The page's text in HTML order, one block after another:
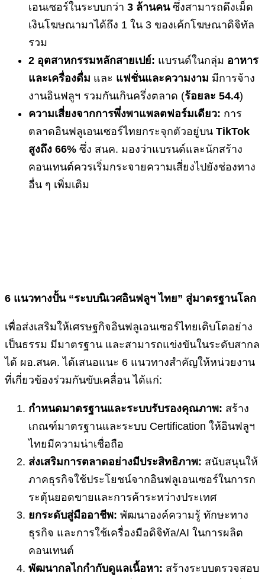
เอนเซอร์ในระบบกว่า 3 ล้านคนซึ่งสามารถดึงเม็ด
เงินโฆษณามาได้ถึง 1 ใน 3 ของเค้กโฆษณาดิจิทัล
รวม
2 อุตสาหกรรมหลักสายเปย์: แบรนด์ในกลุ่ม อาหาร
และเครื่องดื่ม และ แฟชั่นและความงาม มีการจ้าง
งานอินฟลูฯ รวมกันเกินครึ่งตลาด (ร้อยละ 54.4)
ความเสี่ยงจากการพึ่งพาแพลตฟอร์มเดียว: การ
ตลาดอินฟลูเอนเซอร์ไทยกระจุกตัวอยู่บน TikTok
สูงถึง 66% ซึ่ง สนค. มองว่าแบรนด์และนักสร้าง
คอนเทนต์ควรเริ่มกระจายความเสี่ยงไปยังช่องทาง
อื่น ๆ เพิ่มเติม
6 แนวทางปั้น “ระบบนิเวศอินฟลูฯ ไทย” สู่มาตรฐานโลก
เพื่อส่งเสริมให้เศรษฐกิจอินฟลูเอนเซอร์ไทยเติบโตอย่าง
เป็นธรรม มีมาตรฐาน และสามารถแข่งขันในระดับสากล
ได้ ผอ.สนค. ได้เสนอแนะ 6 แนวทางสำคัญให้หน่วยงาน
ที่เกี่ยวข้องร่วมกันขับเคลื่อน ได้แก่:
กำหนดมาตรฐานและระบบรับรองคุณภาพ: สร้าง
เกณฑ์มาตรฐานและระบบ Certification ให้อินฟลูฯ
ไทยมีความน่าเชื่อถือ
ส่งเสริมการตลาดอย่างมีประสิทธิภาพ: สนับสนุนให้
ภาคธุรกิจใช้ประโยชน์จากอินฟลูเอนเซอร์ในการก
ระตุ้นยอดขายและการค้าระหว่างประเทศ
ยกระดับสู่มืออาชีพ: พัฒนาองค์ความรู้ ทักษะทาง
ธุรกิจ และการใช้เครื่องมือดิจิทัล/AI ในการผลิต
คอนเทนต์
พัฒนากลไกกำกับดูแลเนื้อหา: สร้างระบบตรวจสอบ